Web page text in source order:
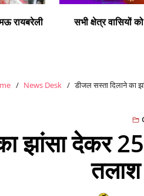
रायबरेली
सभी क्षेत्र वासियों
News Desk डीजल सस्ता दिलाने का
झांसा देकर